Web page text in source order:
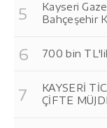
Kayseri
Bahçeşehir
700 bin
KAYSERİ
ÇİFTE